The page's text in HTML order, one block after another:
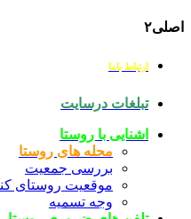
اصلی۲
ارتباط باما
تبلغات درسایت
اشنایی با روستا
محله های روستا
بررسی جمعیت
موقعیت روستای
وجه تسمیه